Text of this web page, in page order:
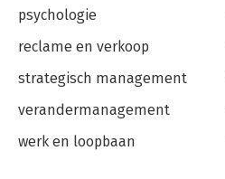
psychologie
reclame en verkoop
strategisch management
verandermanagement
werk en loopbaan